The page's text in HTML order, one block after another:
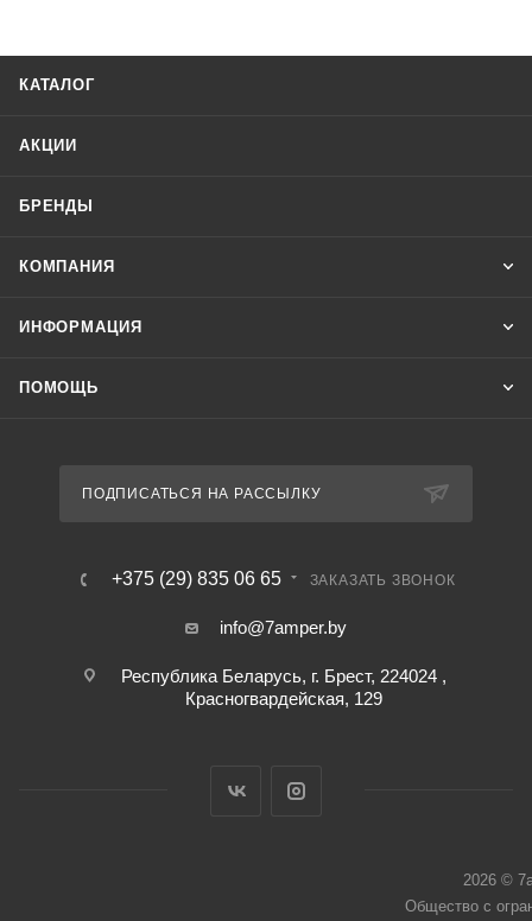
КАТАЛОГ
АКЦИИ
БРЕНДЫ
КОМПАНИЯ
ИНФОРМАЦИЯ
ПОМОЩЬ
ПОДПИСАТЬСЯ НА РАССЫЛКУ
+375 (29) 835 06 65 ЗАКАЗАТЬ ЗВОНОК
info@7amper.by
Республика Беларусь, г. Брест, 224024 ,
Красногвардейская, 129
2026 ©
Общество с